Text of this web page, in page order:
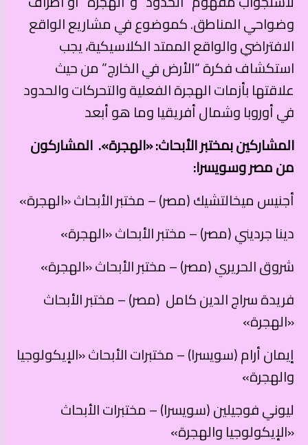
وضواحي المناطق. كموضوع في مشاريع الواقع
الافتراضي والواقع الممتد الكلاسيكية، يجب
استكشاف فكرة “الأرض في الخارج” من حيث
علاقتها بأزمات الهجرة الفعلية والتحركات والحدود
في أوروبا وشمال أفريقيا وما هو أبعد
المشاركين بمختبر الأبحاث: «الهجرة». المشاركون
من مصر وسويسرا:
أجنيس ميخالتشيك (مصر) – مختبر الأبحاث «الهجرة»
دينا جرديني (مصر) – مختبر الأبحاث «الهجرة»
شروق الحريري (مصر) – مختبر الأبحاث «الهجرة»
فريدة سراج الدين كامل (مصر) – مختبر الأبحاث
«الهجرة»
إيمان أرام (سويسرا) – مختبرات الأبحاث «الإيكولوجيا
والهجرة»
ليوني فوجيلين (سويسرا) – مختبرات الأبحاث
«الإيكولوجيا والهجرة»